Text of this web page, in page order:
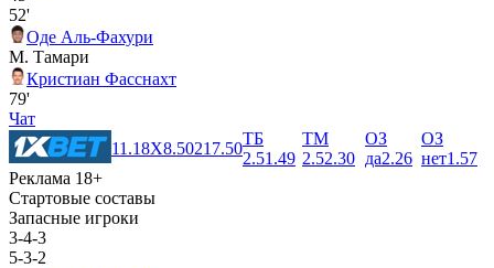
52'
Оде Аль-Фахури
М. Тамари
Кристиан Фасснахт
79'
Чат
11.18X8.50217.50
ТБ
2.51.49
ТМ
2.52.30
ОЗ
да2.26
ОЗ
нет1.57
Реклама 18+
Стартовые составы
Запасные игроки
3-4-3
5-3-2